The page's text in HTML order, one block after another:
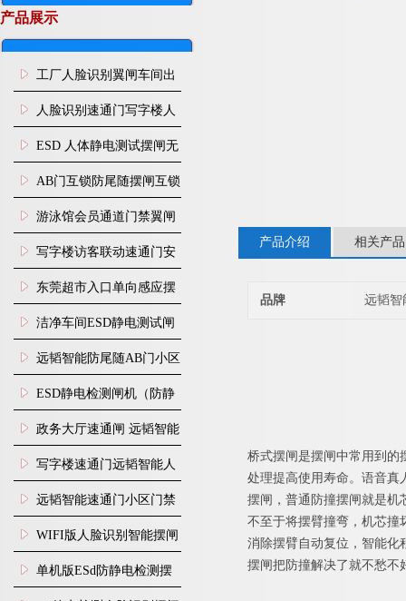
产品展示
工厂人脸识别翼闸车间出
入口人行通道门禁
人脸识别速通门写字楼人
行通道闸门禁设备
ESD 人体静电测试摆闸无
尘车间防静电闸机
AB门互锁防尾随摆闸互锁
闸机
游泳馆会员通道门禁翼闸
写字楼访客联动速通门安
装
东莞超市入口单向感应摆
闸安装
洁净车间ESD静电测试闸
机
远韬智能防尾随AB门小区
门禁闸机安装
​ESD静电检测闸机（防静
电门禁通道系统）
政务大厅速通闸 远韬智能
防尾随静音速通门
写字楼速通门远韬智能人
脸识别快速通道闸
远韬智能速通门小区门禁
闸机食堂消费摆闸
WIFI版人脸识别智能摆闸
机
单机版ESd防静电检测摆
产品介绍 相关产品
品牌 远韬智
桥式摆闸是摆闸中常用到的
处理提高使用寿命。语音真
摆闸，普通防撞摆闸就是机
不至于将摆臂撞弯，机芯撞
消除摆臂自动复位，智能化
摆闸把防撞解决了就不愁不